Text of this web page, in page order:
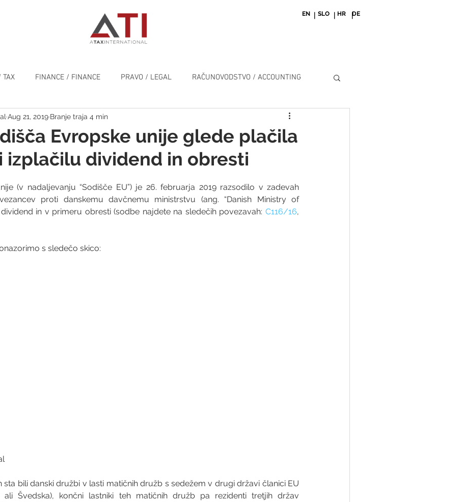
EN | | |
SLO HR DE
TAX FINANCE / FINANCE PRAVO / LEGAL RAČUNOVODSTVO / ACCOUNTING
SPLOŠNO / GENERAL
Evropske unije glede plačila
izplačilu dividend in obresti
Aug 21, 2019 Branje traja 4 min
(v nadaljevanju “Sodišče EU”) je 26. februarja 2019 razsodilo v zadevah
proti danskemu davčnemu ministrstvu (ang. “Danish Ministry of
in v primeru obresti (sodbe najdete na sledečih povezavah: C116/16
s sledečo skico:
sta bili danski družbi v lasti matičnih družb s sedežem v drugi državi članici EU
ali Švedska), končni lastniki teh matičnih družb pa rezidenti tretjih držav